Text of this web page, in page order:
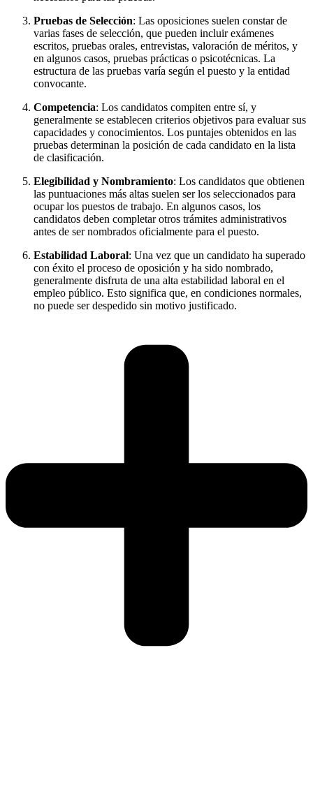
Pruebas de Selección: Las oposiciones suelen constar de
varias fases de selección, que pueden incluir exámenes
escritos, pruebas orales, entrevistas, valoración de méritos, y
en algunos casos, pruebas prácticas o psicotécnicas. La
estructura de las pruebas varía según el puesto y la entidad
convocante.
Competencia: Los candidatos compiten entre sí, y
generalmente se establecen criterios objetivos para evaluar sus
capacidades y conocimientos. Los puntajes obtenidos en las
pruebas determinan la posición de cada candidato en la lista
de clasificación.
Elegibilidad y Nombramiento: Los candidatos que obtienen
las puntuaciones más altas suelen ser los seleccionados para
ocupar los puestos de trabajo. En algunos casos, los
candidatos deben completar otros trámites administrativos
antes de ser nombrados oficialmente para el puesto.
Estabilidad Laboral: Una vez que un candidato ha superado
con éxito el proceso de oposición y ha sido nombrado,
generalmente disfruta de una alta estabilidad laboral en el
empleo público. Esto significa que, en condiciones normales,
no puede ser despedido sin motivo justificado.